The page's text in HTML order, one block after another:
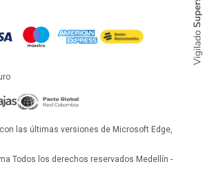
las últimas versiones de Microsoft Edge,
Todos los derechos reservados Medellín -